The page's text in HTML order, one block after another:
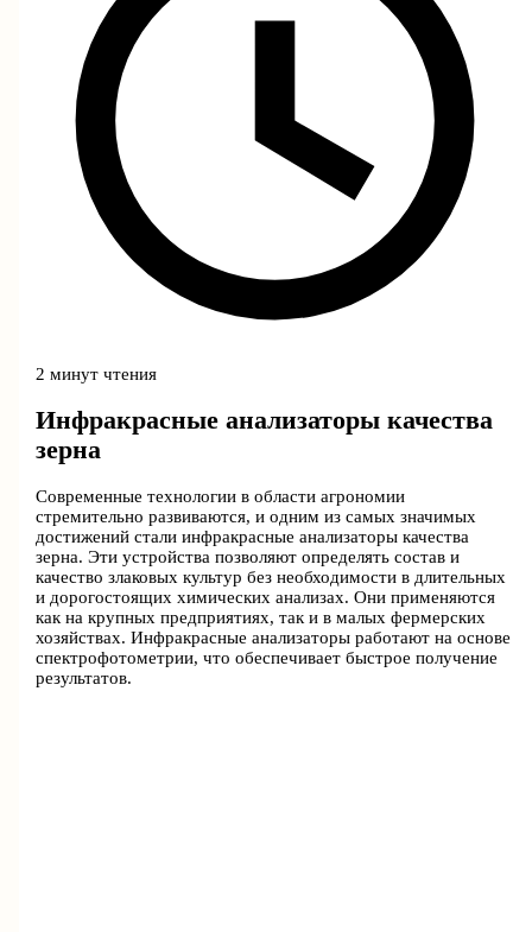
2 минут чтения
Инфракрасные анализаторы качества
зерна
Современные технологии в области агрономии
стремительно развиваются, и одним из самых значимых
достижений стали инфракрасные анализаторы качества
зерна. Эти устройства позволяют определять состав и
качество злаковых культур без необходимости в длительных
и дорогостоящих химических анализах. Они применяются
как на крупных предприятиях, так и в малых фермерских
хозяйствах. Инфракрасные анализаторы работают на основе
спектрофотометрии, что обеспечивает быстрое получение
результатов.